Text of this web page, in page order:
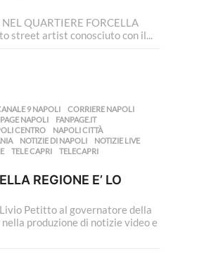
QUARTIERE FORCELLA
street artist conosciuto con il...
9 NAPOLI ,CORRIERE NAPOLI
NAPOLI ,FANPAGE.IT
CENTRO ,NAPOLI CITTÀ
,NOTIZIE DI NAPOLI ,NOTIZIE LIVE
,TELE CAPRI ,TELECAPRI
REGIONE E’ LO
Petitto al governatore della
nella produzione di notizie video e